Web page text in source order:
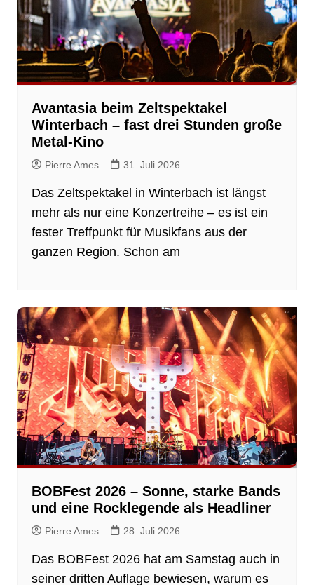
Avantasia beim Zeltspektakel
Winterbach – fast drei Stunden große
Metal-Kino
Pierre Ames 31. Juli 2026
Das Zeltspektakel in Winterbach ist längst
mehr als nur eine Konzertreihe – es ist ein
fester Treffpunkt für Musikfans aus der
ganzen Region. Schon am
BOBFest 2026 – Sonne, starke Bands
und eine Rocklegende als Headliner
Pierre Ames 28. Juli 2026
Das BOBFest 2026 hat am Samstag auch in
seiner dritten Auflage bewiesen, warum es